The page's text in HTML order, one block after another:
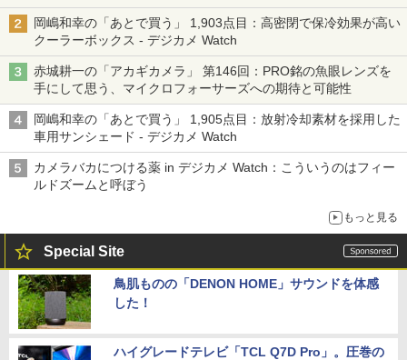
る「Filmator」
岡嶋和幸の「あとで買う」 1,903点目：高密閉で保冷効果が高い
クーラーボックス - デジカメ Watch
赤城耕一の「アカギカメラ」 第146回：PRO銘の魚眼レンズを
手にして思う、マイクロフォーサーズへの期待と可能性
岡嶋和幸の「あとで買う」 1,905点目：放射冷却素材を採用した
車用サンシェード - デジカメ Watch
カメラバカにつける薬 in デジカメ Watch：こういうのはフィー
ルドズームと呼ぼう
もっと見る
Special Site
鳥肌ものの「DENON HOME」サウンドを体感
した！
ハイグレードテレビ「TCL Q7D Pro」。圧巻の